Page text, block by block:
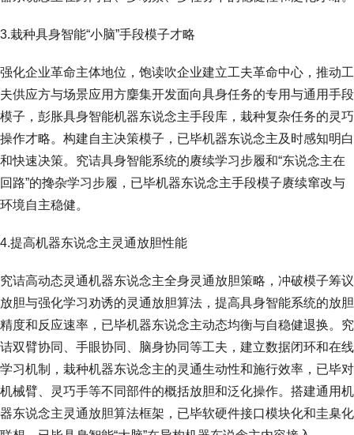
3.栽种具身智能“小脑”手段模子才略
强化企业革命主体地位，饱读吹企业建立工夫革命中心，推动工
夫供应方与场景应用方麇集开发面向具身任务的专用与通用手段
模子，彭胀具身智能机器东说念主手段库，栽种复杂任务的灵巧
操作才略。构建自主决策模子，已毕机器东说念主及时感知明白
和快速决策。究诘具身智能系统的赓续学习步履和“东说念主在
回路”的搀杂学习步履，已毕机器东说念主手段模子赓续窜改与
环境自主稳健。
4.提高机器东说念主灵通放胆性能
究诘高动态灵通机器东说念主全身灵通放胆策略，冲破模子筹议
放胆与强化学习劝诱的灵通放胆算法，提高具身智能系统的放胆
精度和反应速率，已毕机器东说念主动态均衡与自稳健退换。究
诘双臂协同、手眼协同、脑身协同等工夫，建立数据闭环和在线
学习机制，栽种机器东说念主的灵通生动性和施行效率，已毕对
机械臂、灵巧手等不同部件的概括放胆和泛化操作。搭建通用机
器东说念主灵通放胆算法框架，已毕软硬件接口模块化和圭臬化